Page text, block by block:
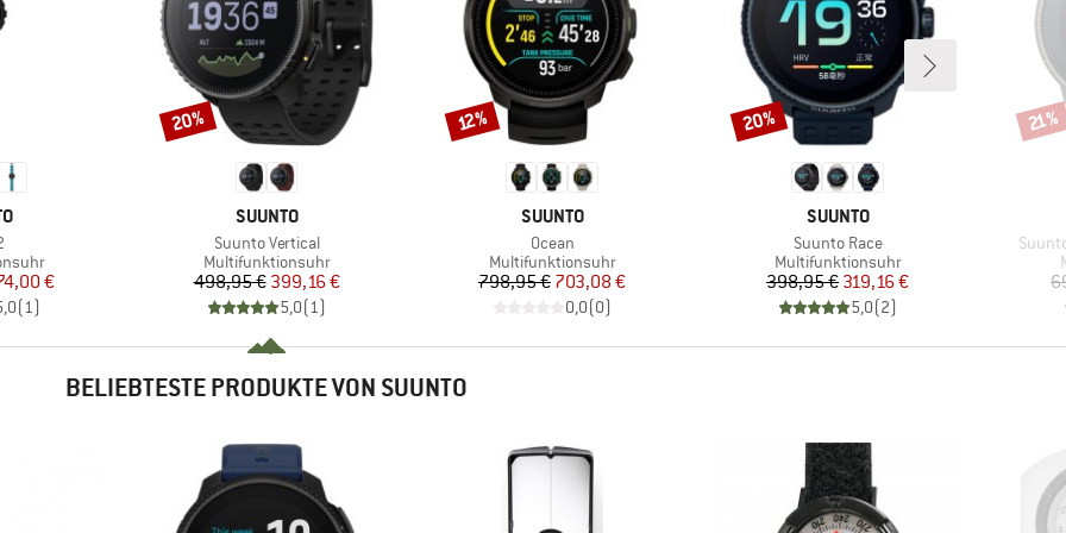
Preis
€
(1)
MARKE
SUUNTO
Artikel
Suunto Vertical
Produktgruppe
Multifunktionsuhr
Preis
498,95 €reduzierter Preis
399,16 €
5,0(1)
Rabatt
20%
MARKE
SUUNTO
Artikel
Ocean
Produktgruppe
Multifunktionsuhr
Preis
798,95 €reduzierter Preis
703,08 €
0,0(0)
Rabatt
12%
MARKE
SUUNTO
Artikel
Suunto Race
Produktgruppe
Multifunktionsuhr
Preis
398,95 €reduzierter Preis
319,16 €
5,0(2)
Rabatt
20%
Artikel
21%
BELIEBTESTE PRODUKTE VON SUUNTO